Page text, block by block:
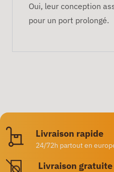
Oui, leur conception
pour un port prolongé.
Livraison rapide
24/72h partout en
Livraison gratuite